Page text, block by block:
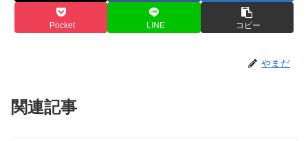
Pocket LINE コピー
やまだ
関連記事